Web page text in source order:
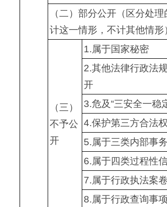
（二）部分公开（区分处理
计这一情形，不计其他情形
（三）
不予公
开
1.属于国家秘密
2.其他法律行政法
开
3.危及“三安全一稳
4.保护第三方合法
5.属于三类内部事
6.属于四类过程性
7.属于行政执法案卷
8.属于行政查询事项